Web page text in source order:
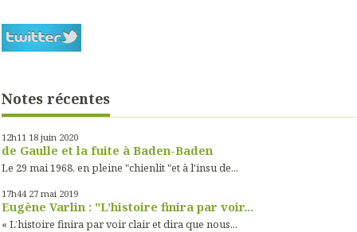
Notes récentes
12h11 18 juin 2020
de Gaulle et la fuite à Baden-Baden
Le 29 mai 1968, en pleine "chienlit "et à l'insu de...
17h44 27 mai 2019
Eugène Varlin : "L’histoire finira par voir...
« L’histoire finira par voir clair et dira que nous...